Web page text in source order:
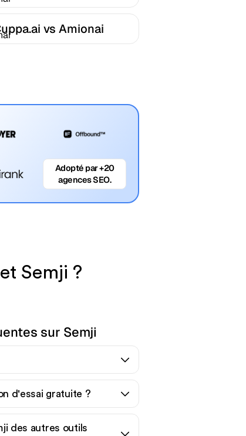
vs Amionai
Adopté par +20
agences SEO.
Semji ?
sur Semji
d'essai gratuite ?
des autres outils